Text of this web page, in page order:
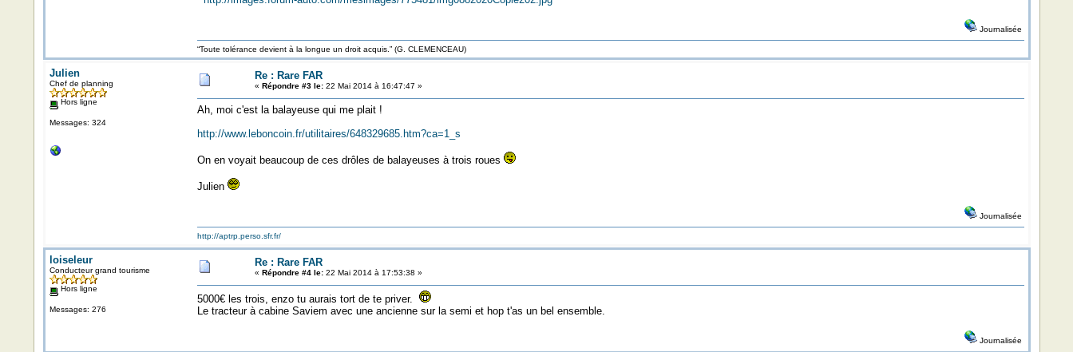
Journalisée
“Toute tolérance devient à la longue un droit acquis.” (G. CLEMENCEAU)
Julien
Chef de planning
Hors ligne
Messages: 324
Re : Rare FAR
« Répondre #3 le:22 Mai 2014 à 16:47:47 »
Ah, moi c'est la balayeuse qui me plait !
http://www.leboncoin.fr/utilitaires/648329685.htm?ca=1_s
On en voyait beaucoup de ces drôles de balayeuses à trois roues
Julien
Journalisée
http://aptrp.perso.sfr.fr/
loiseleur
Conducteur grand tourisme
Hors ligne
Messages: 276
Re : Rare FAR
« Répondre #4 le:22 Mai 2014 à 17:53:38 »
5000€ les trois, enzo tu aurais tort de te priver.
Le tracteur à cabine Saviem avec une ancienne sur la semi et hop t'as un bel ensemble.
Journalisée